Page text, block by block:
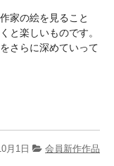
家の絵を見ること
と楽しいものです。
さらに深めていって
月1日 会員新作作品